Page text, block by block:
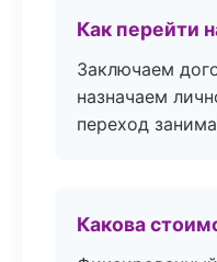
Как перейти
Заключаем
назначаем
переход
Какова